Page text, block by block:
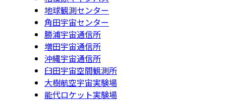
地球観測センター
角田宇宙センター
勝浦宇宙通信所
増田宇宙通信所
沖縄宇宙通信所
臼田宇宙空間観測所
大樹航空宇宙実験場
能代ロケット実験場